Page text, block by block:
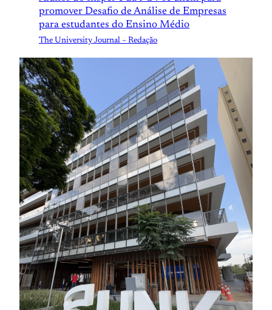
promover Desafio de Análise de Empresas
para estudantes do Ensino Médio
The University Journal – Redação